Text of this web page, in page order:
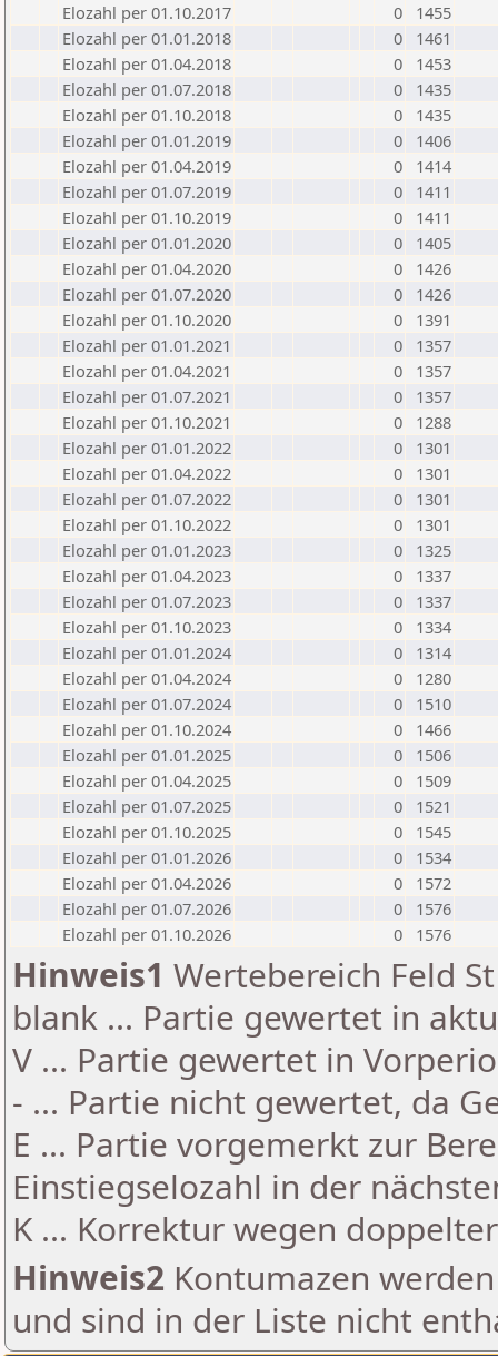
Elozahl per 01.10.2017
0
1455
Elozahl per 01.01.2018
0
1461
Elozahl per 01.04.2018
0
1453
Elozahl per 01.07.2018
0
1435
Elozahl per 01.10.2018
0
1435
Elozahl per 01.01.2019
0
1406
Elozahl per 01.04.2019
0
1414
Elozahl per 01.07.2019
0
1411
Elozahl per 01.10.2019
0
1411
Elozahl per 01.01.2020
0
1405
Elozahl per 01.04.2020
0
1426
Elozahl per 01.07.2020
0
1426
Elozahl per 01.10.2020
0
1391
Elozahl per 01.01.2021
0
1357
Elozahl per 01.04.2021
0
1357
Elozahl per 01.07.2021
0
1357
Elozahl per 01.10.2021
0
1288
Elozahl per 01.01.2022
0
1301
Elozahl per 01.04.2022
0
1301
Elozahl per 01.07.2022
0
1301
Elozahl per 01.10.2022
0
1301
Elozahl per 01.01.2023
0
1325
Elozahl per 01.04.2023
0
1337
Elozahl per 01.07.2023
0
1337
Elozahl per 01.10.2023
0
1334
Elozahl per 01.01.2024
0
1314
Elozahl per 01.04.2024
0
1280
Elozahl per 01.07.2024
0
1510
Elozahl per 01.10.2024
0
1466
Elozahl per 01.01.2025
0
1506
Elozahl per 01.04.2025
0
1509
Elozahl per 01.07.2025
0
1521
Elozahl per 01.10.2025
0
1545
Elozahl per 01.01.2026
0
1534
Elozahl per 01.04.2026
0
1572
Elozahl per 01.07.2026
0
1576
Elozahl per 01.10.2026
0 1576
Hinweis1 Wertebereich Feld
blank ... Partie gewertet in
V ... Partie gewertet in
- ... Partie nicht gewertet, da
E ... Partie vorgemerkt zur
Einstiegselozahl in der
K ... Korrektur wegen
Hinweis2 Kontumazen
und sind in der Liste nicht